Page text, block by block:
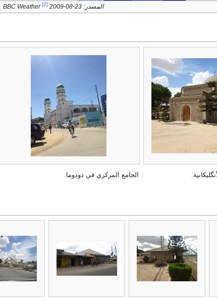
المصدر: BBC Weather
[2] 2009-08-23
الجامع المركزي في دودوما.